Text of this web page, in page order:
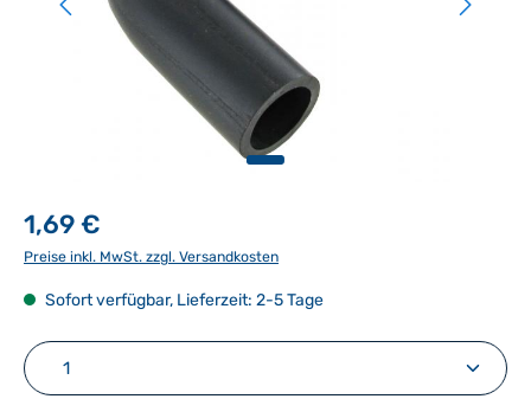
1,69 €
Preise inkl. MwSt. zzgl. Versandkosten
Sofort verfügbar, Lieferzeit: 2-5 Tage
Produkt Anzahl: Gib den gewünschten Wert ein